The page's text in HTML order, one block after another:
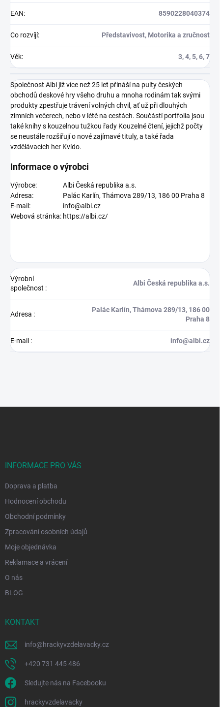
EAN: 8590228040374
Co rozvíjí: Představivost, Motorika a zručnost
Věk: 3, 4, 5, 6, 7
Společnost Albi již více než 25 let přináší na pulty českých
obchodů deskové hry všeho druhu a mnoha rodinám tak svými
produkty zpestřuje trávení volných chvil, ať už při dlouhých
zimních večerech, nebo v létě na cestách. Součástí portfolia jsou
také knihy s kouzelnou tužkou řady Kouzelné čtení, jejichž počty
se neustále rozšiřují o nové zajímavé tituly, a také řada
vzdělávacích her Kvído.
Informace o výrobci
Výrobce:
Albi Česká republika a.s.
Adresa:
Palác Karlín, Thámova 289/13, 186 00 Praha 8
E-mail:
info@albi.cz
Webová stránka: https://albi.cz/
Výrobní
společnost :
Albi Česká republika a.s.
Adresa :
Palác Karlín, Thámova 289/13, 186 00
Praha 8
E-mail : info@albi.cz
INFORMACE PRO VÁS
Doprava a platba
Hodnocení obchodu
Obchodní podmínky
Zpracování osobních údajů
Moje objednávka
Reklamace a vrácení
O nás
BLOG
KONTAKT
info@hrackyvzdelavacky.cz
+420 731 445 486
Sledujte nás na Facebooku
hrackyvzdelavacky